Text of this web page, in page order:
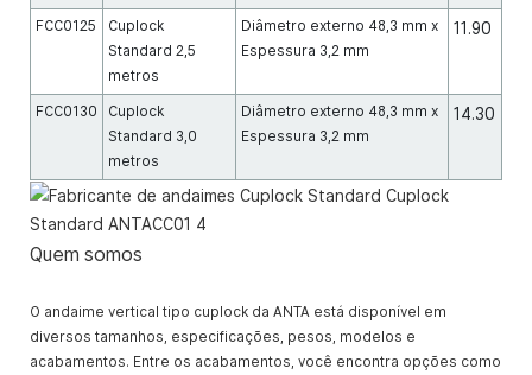
FCC0125
Cuplock
Standard 2,5
metros
Diâmetro externo 48,3 mm x
Espessura 3,2 mm
11.90
FCC0130
Cuplock
Standard 3,0
metros
Diâmetro externo 48,3 mm x
Espessura 3,2 mm
14.30
Quem somos
O andaime vertical tipo cuplock da ANTA está disponível em
diversos tamanhos, especificações, pesos, modelos e
acabamentos. Entre os acabamentos, você encontra opções como